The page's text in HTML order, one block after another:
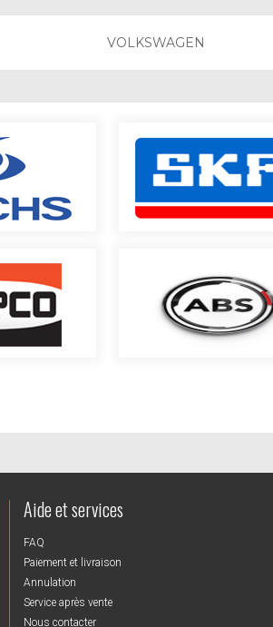
VOLKSWAGEN
Aide et services
FAQ
Paiement et livraison
Annulation
Service après vente
Nous contacter